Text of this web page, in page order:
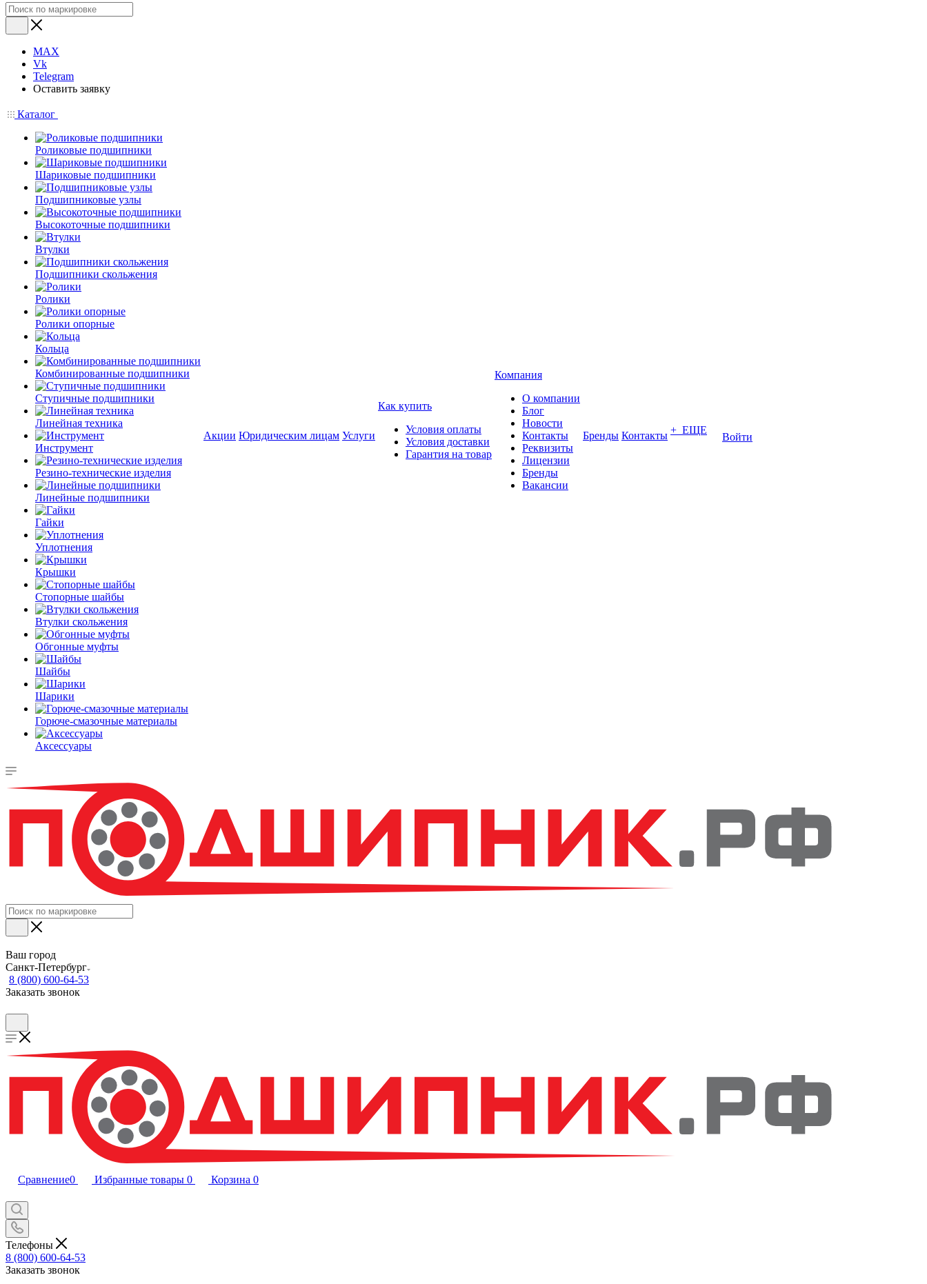
MAX
Vk
Telegram
Оставить заявку
Каталог
Роликовые подшипники
Шариковые подшипники
Подшипниковые узлы
Высокоточные подшипники
Втулки
Подшипники скольжения
Ролики
Ролики опорные
Кольца
Комбинированные подшипники
Ступичные подшипники
Линейная техника
Инструмент
Резино-технические изделия
Линейные подшипники
Гайки
Уплотнения
Крышки
Стопорные шайбы
Втулки скольжения
Обгонные муфты
Шайбы
Шарики
Горюче-смазочные материалы
Аксессуары
Акции Юридическим лицам Услуги
Как купить
Условия оплаты
Условия доставки
Гарантия на товар
Компания
О компании
Блог
Новости
Контакты
Реквизиты
Лицензии
Бренды
Вакансии
Бренды Контакты + ЕЩЕ
Войти
Ваш город
Санкт-Петербург
8 (800) 600-64-53
Заказать звонок
Сравнение0 Избранные товары 0 Корзина 0
Телефоны
8 (800) 600-64-53
Заказать звонок